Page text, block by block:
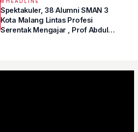
Spektakuler, 38 Alumni SMAN 3
Kota Malang Lintas Profesi
Serentak Mengajar , Prof Abdul